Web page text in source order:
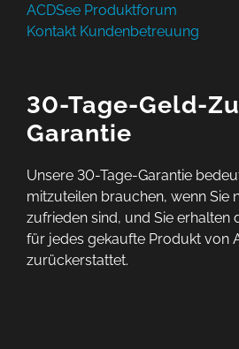
ACDSee Produktforum
Kontakt Kundenbetreuung
30-Tage-Geld-
Garantie
Unsere 30-Tage-Garantie
mitzuteilen brauchen, wenn Sie
zufrieden sind, und Sie erhalten
für jedes gekaufte Produkt von
zurückerstattet.